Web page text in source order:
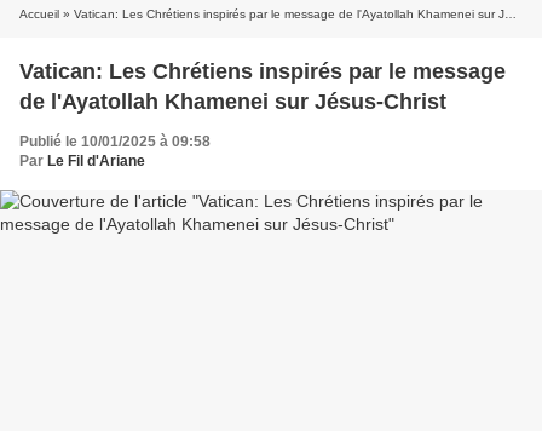
Accueil » Vatican: Les Chrétiens inspirés par le message de l'Ayatollah Khamenei sur Jésus-Christ
Vatican: Les Chrétiens inspirés par le message
de l'Ayatollah Khamenei sur Jésus-Christ
Publié le 10/01/2025 à 09:58
Par Le Fil d'Ariane